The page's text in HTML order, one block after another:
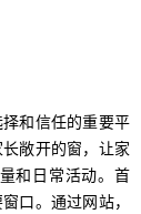
和信任的重要平
敞开的窗，让家
和日常活动。首
口。通过网站，